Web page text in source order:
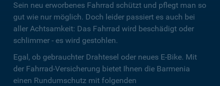
Sein neu erworbenes Fahrrad schützt und pflegt man so
gut wie nur möglich. Doch leider passiert es auch bei
aller Achtsamkeit: Das Fahrrad wird beschädigt oder
schlimmer - es wird gestohlen.
Egal, ob gebrauchter Drahtesel oder neues E-Bike. Mit
der Fahrrad-Versicherung bietet Ihnen die Barmenia
einen Rundumschutz mit folgenden